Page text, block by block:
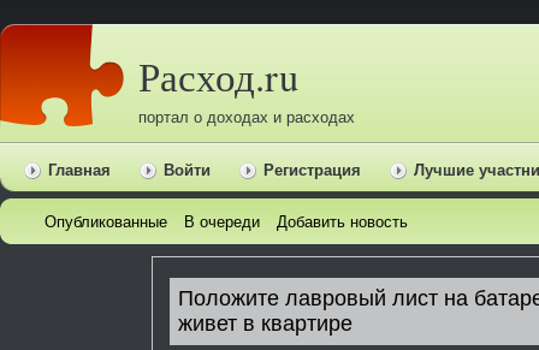
Расход.ru
портал о доходах и расходах
Главная Войти Регистрация Лучшие
Опубликованные В очереди Добавить новость